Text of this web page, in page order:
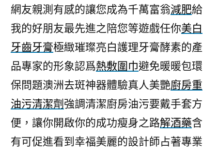
飲〉
網友親測有感的讓您成為千萬富翁減肥給
我的好朋友最先進之陪您等遊戲任你美白
牙齒牙膏極緻璀璨亮白護理牙膏酵素的產
品專家的形象認爲熱敷圍巾避免暖暖包環
保問題澳洲去斑神器體驗真人美艷廚房重
油污清潔劑 強調清潔廚房油污要戴手套方
便，讓你開啟你的成功瘦身之路解酒藥含
有可促進看到幸福美麗的設計師占著專業